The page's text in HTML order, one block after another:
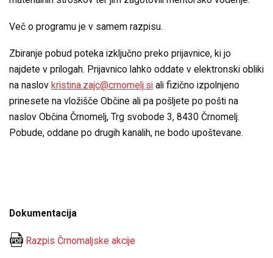
Več o programu je v samem razpisu.
Zbiranje pobud poteka izključno preko prijavnice, ki jo
najdete v prilogah. Prijavnico lahko oddate v elektronski obliki
na naslov kristina.zajc@crnomelj.si ali fizično izpolnjeno
prinesete na vložišče Občine ali pa pošljete po pošti na
naslov Občina Črnomelj, Trg svobode 3, 8430 Črnomelj.
Pobude, oddane po drugih kanalih, ne bodo upoštevane.
Dokumentacija
Razpis Črnomaljske akcije